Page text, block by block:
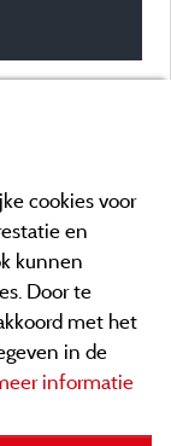
cookies voor
en
kunnen
Door te
met het
in de
informatie